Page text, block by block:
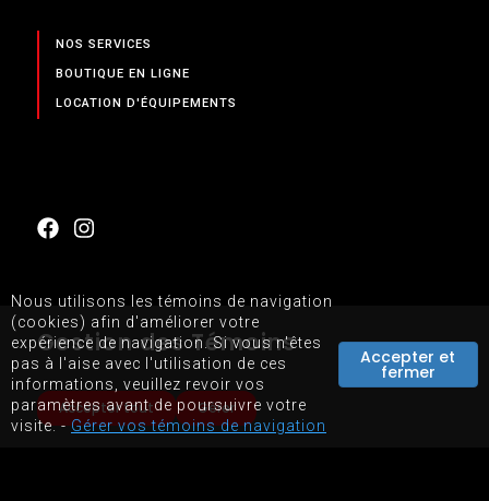
Gestion des Témoins
Nous utilisons les témoins de navigation
(cookies) afin d'améliorer votre
expérience de navigation. Si vous n'êtes
pas à l'aise avec l'utilisation de ces
informations, veuillez revoir vos
paramètres avant de poursuivre votre
visite. -Gérer vos témoins de navigation
Accepter et
fermer
Accepter tout Gérer
NOS SERVICES
BOUTIQUE EN LIGNE
LOCATION D'ÉQUIPEMENTS
PLAN DU SITE
CONDITIONS D'UTILISATIONS DU SITE WEB